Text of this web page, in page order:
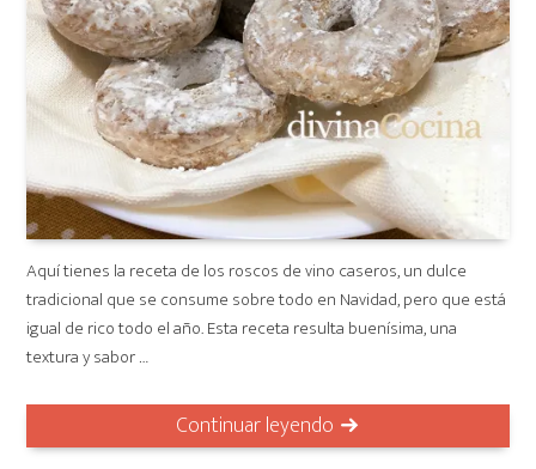
Aquí tienes la receta de los roscos de vino caseros, un dulce
tradicional que se consume sobre todo en Navidad, pero que está
igual de rico todo el año. Esta receta resulta buenísima, una
textura y sabor …
Continuar leyendo